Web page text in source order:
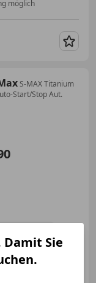
möglich
S-MAX Titanium
Start/Stop Aut.
Damit Sie